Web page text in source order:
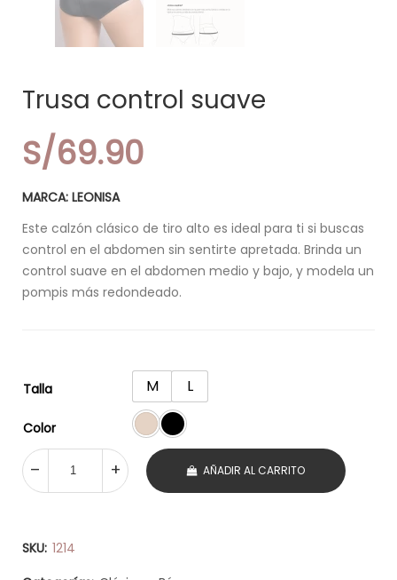
Trusa control suave
S/69.90
MARCA: LEONISA
Este calzón clásico de tiro alto es ideal para ti si buscas
control en el abdomen sin sentirte apretada. Brinda un
control suave en el abdomen medio y bajo, y modela un
pompis más redondeado.
Talla M L
Color
AÑADIR AL CARRITO
SKU: 1214